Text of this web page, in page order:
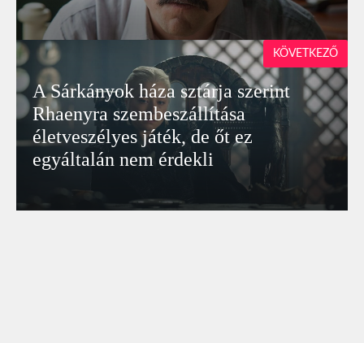
A Sárkányok háza sztárja szerint
Rhaenyra szembeszállítása
életveszélyes játék, de őt ez
egyáltalán nem érdekli
KÖVETKEZŐ